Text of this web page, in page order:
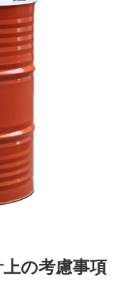
の考慮事項